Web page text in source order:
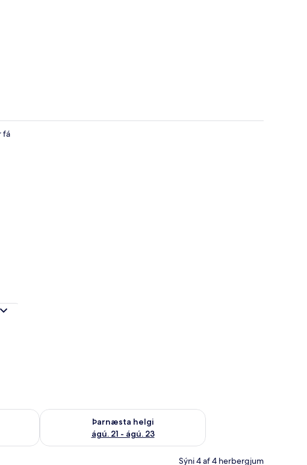
fá
14 - ágú. 16
Þarnæsta helgi
ágú. 21 - ágú. 23
Athuga framboð þarnæstu helgi ágú. 21 - ágú. 23
Sýni 4 af 4 herbergjum